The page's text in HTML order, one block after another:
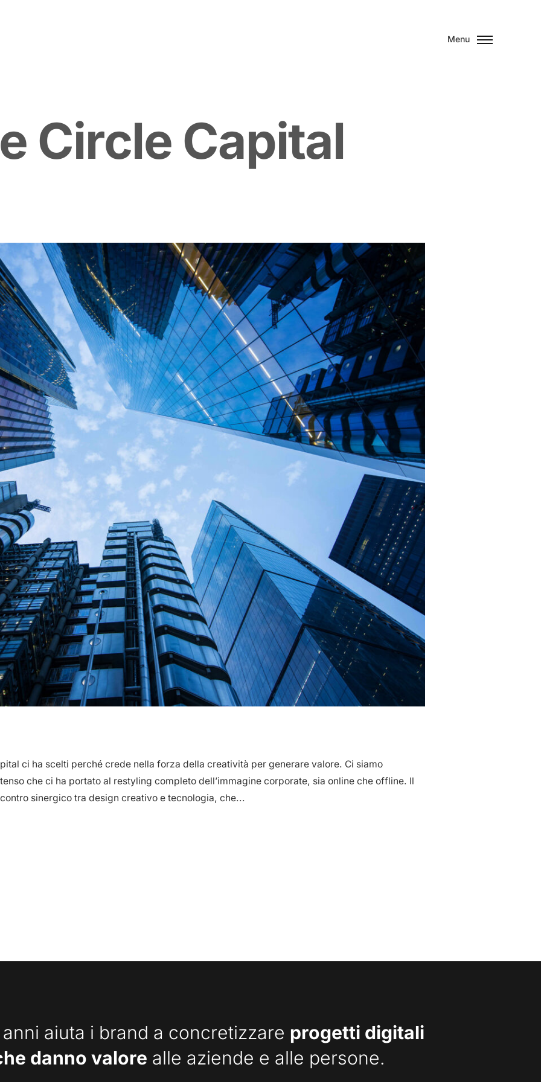
Menu
Circle Capital
ci ha scelti perché crede nella forza della creatività per generare valore. Ci siamo
che ci ha portato al restyling completo dell’immagine corporate, sia online che offline. Il
sinergico tra design creativo e tecnologia, che...
aiuta i brand a concretizzare progetti digitali
danno valore alle aziende e alle persone.